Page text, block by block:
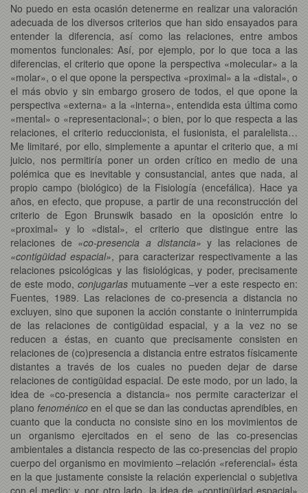
No puedo en esta ocasión detenerme en realizar una valoración
adecuada de los diversos criterios que han sido ensayados para
entender la diferencia, así como las relaciones, entre ambos
momentos funcionales: Así, por ejemplo, por lo que toca a las
diferencias, el criterio que opone la perspectiva «molecular» a la
«molar», o el que opone la perspectiva «proximal» a la «distal», o
el más obvio y sin embargo grosero de todos, el que opone la
perspectiva «externa» a la «interna», entendida esta última como
«mental» o «representacional»; o bien, por lo que respecta a las
relaciones, el criterio reduccionista, el fusionista, el paralelista…
Me limitaré, por ello, simplemente a apuntar el criterio que, a mi
juicio, nos permitiría poner un orden crítico en medio de una
polémica que es inevitable y consustancial, antes que nada, al
propio campo (biológico) de la Fisiología (encefálica). Hace ya
años, en efecto, que propuse, a partir de una reconstrucción del
criterio de Egon Brunswik basado en la oposición entre lo
«proximal» y lo «distal», el criterio que distingue entre las
relaciones de «co-presencia a distancia»y las relaciones de
«contigüidad espacial», para caracterizar respectivamente a las
relaciones psicológicas y las fisiológicas, y poder, precisamente
de este modo, conjugarlasmutuamente –ver a este respecto en:
Fuentes, 1989. Las relaciones de co-presencia a distancia no
excluyen, sino que suponen la acción constante o ininterrumpida
de las relaciones de contigüidad espacial, y a la vez no se
reducen a éstas, en cuanto que precisamente consisten en
relaciones de (co)presencia a distancia entre estratos físicamente
distantes a través de los cuales no pueden dejar de darse
relaciones de contigüidad espacial. De este modo, por un lado, la
idea de «co-presencia a distancia» nos permite caracterizar el
planofenoménico en el que se dan las conductas aprendibles, en
cuanto que la conducta no consiste sino en los movimientos de
un organismo ejercitados en el seno de las co-presencias
ambientales a distancia respecto de las co-presencias del propio
cuerpo del organismo en movimiento –relación «referencial» ésta
en la que justamente consiste la relación experiencial o subjetiva
con el medio; y, por otro lado, la idea de «contigüidad espacial»